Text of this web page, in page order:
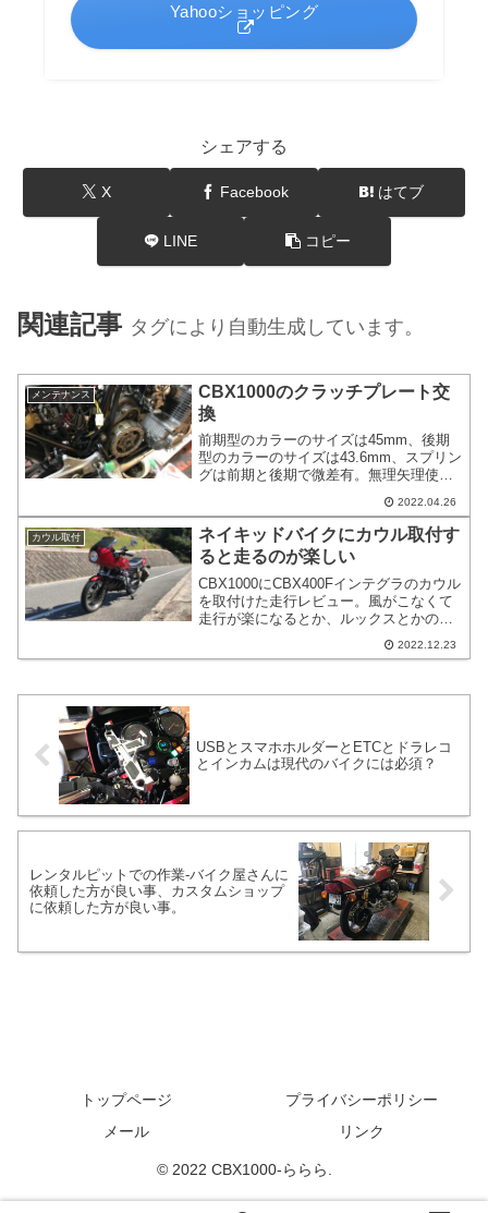
Yahooショッピング
シェアする
X Facebook はてブ
LINE コピー
関連記事 タグにより自動生成しています。
メンテナンス
CBX1000のクラッチプレート交
換
前期型のカラーのサイズは45mm、後期
型のカラーのサイズは43.6mm、スプリン
グは前期と後期で微差有。無理矢理使う
ーはcb1,sc03,sc06でそれぞれ形状が違い
ます。年式が新しいほど対策済cb1,sc03
については専門店でリビルドや対策が出
来る様子。フリクションプレートはディ
スクAが7枚とディスクBが1枚です。ディ
スクBの方が大きくてメーカーからは欠
品です。交換しなくても支障はないと思
2022.04.26
カウル取付
ネイキッドバイクにカウル取付す
ると走るのが楽しい
CBX1000にCBX400Fインテグラのカウル
を取付けた走行レビュー。風がこなくて
走行が楽になるとか、ルックスとかの話
だりするのが非常に楽しいです。私はど
2022.12.23
USBとスマホホルダーとETCとドラレコ
とインカムは現代のバイクには必須？
レンタルピットでの作業-バイク屋さんに
依頼した方が良い事、カスタムショップ
に依頼した方が良い事。
トップページ
プライバシーポリシー
メール
リンク
© 2022 CBX1000-ららら.